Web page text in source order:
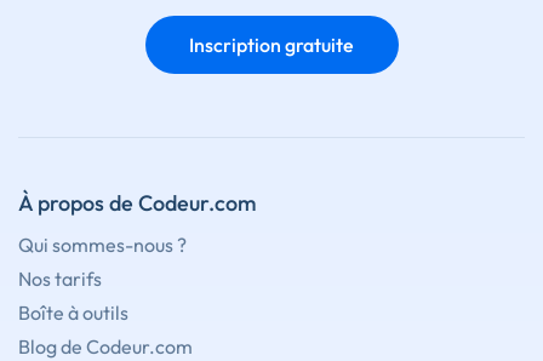
Inscription gratuite
À propos de Codeur.com
Qui sommes-nous ?
Nos tarifs
Boîte à outils
Blog de Codeur.com